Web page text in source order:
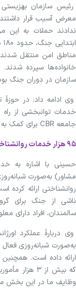
رئیس سازمان بهزیستی
معرض آسیب قرار
ندادند حملات به این
خانواده‌ها سپرده
سازمان در دوران جنگ
وی ادامه داد: در حوزهٔ
خدمات توانبخشی از راه
جامعه CBR برای کمک به مردم در محلات تقویت شدند.
۹۵ هزار خدمات روانشناختی در ایام جنگ
ناشی از جنگ برای
سالمندان، افراد دارای
که بیش از ۳
وظایف ما در این بخش